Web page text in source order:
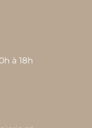
à 18h